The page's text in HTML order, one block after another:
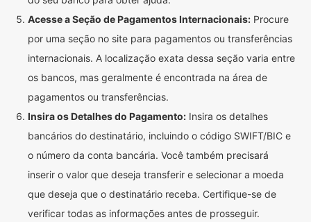
Acesse a Seção de Pagamentos Internacionais: Procure
por uma seção no site para pagamentos ou transferências
internacionais. A localização exata dessa seção varia entre
os bancos, mas geralmente é encontrada na área de
pagamentos ou transferências.
Insira os Detalhes do Pagamento: Insira os detalhes
bancários do destinatário, incluindo o código SWIFT/BIC e
o número da conta bancária. Você também precisará
inserir o valor que deseja transferir e selecionar a moeda
que deseja que o destinatário receba. Certifique-se de
verificar todas as informações antes de prosseguir.